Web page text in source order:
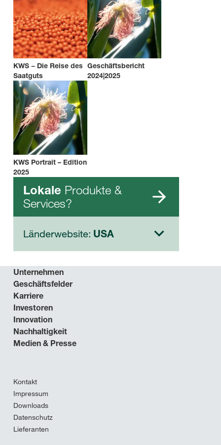
KWS − Die Reise des
Saatguts
Geschäftsbericht
2024|2025
KWS Portrait – Edition
2025
Lokale Produkte &
Services?
Länderwebsite: USA
Unternehmen
Geschäftsfelder
Karriere
Investoren
Innovation
Nachhaltigkeit
Medien & Presse
Kontakt
Impressum
Downloads
Datenschutz
Lieferanten